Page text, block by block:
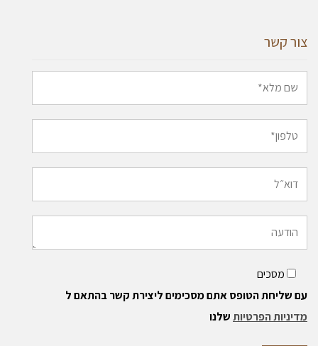
צור קשר
מסכים
עם שליחת הטופס אתם מסכימים ליצירת קשר בהתאם ל
מדיניות הפרטיותשלנו